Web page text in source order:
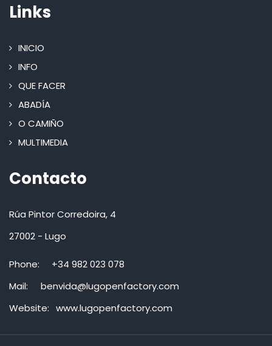
Links
INICIO
INFO
QUE FACER
ABADÍA
O CAMIÑO
MULTIMEDIA
Contacto
Rúa Pintor Corredoira, 4
27002 - Lugo
Phone:
+34 982 023 078
Mail:
benvida@lugopenfactory.com
Website: www.lugopenfactory.com